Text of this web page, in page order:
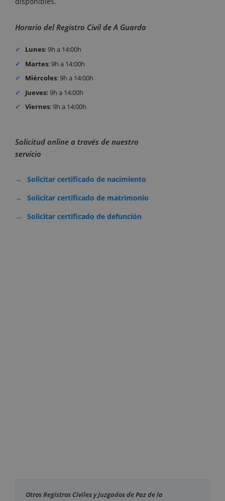
Horario del Registro Civil de A Guarda
Lunes: 9h a 14:00h
Martes: 9h a 14:00h
Miércoles: 9h a 14:00h
Jueves: 9h a 14:00h
Viernes: 9h a 14:00h
Solicitud online a través de nuestro
servicio
Solicitar certificado de nacimiento
Solicitar certificado de matrimonio
Solicitar certificado de defunción
Otros Registros Civiles y Juzgados de Paz de la